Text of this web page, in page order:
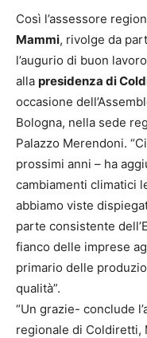
Così l’assessore
Mammi, rivolge da
l’augurio di buon
alla presidenza di
occasione
Bologna, nella sede
Palazzo Merendoni.
prossimi anni – ha
cambiamenti climatici
abbiamo viste
parte consistente
fianco delle imprese
primario delle
qualità”.
“Un grazie- conclude
regionale di Coldiretti,